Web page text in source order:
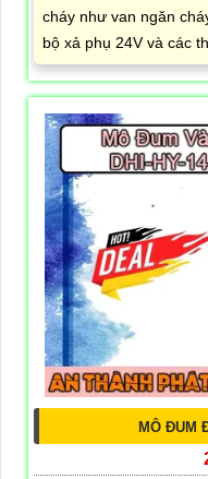
cháy như van ngăn
bộ xả phụ 24V và các
MÔ ĐUM